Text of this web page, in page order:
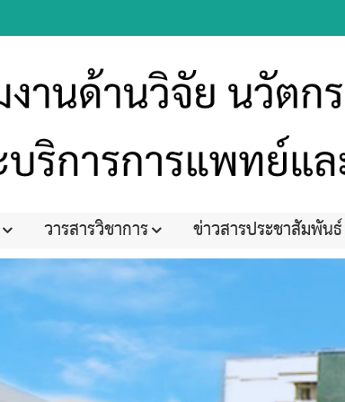
วารสารวิชาการ ข่าวสารประชาสัมพันธ์